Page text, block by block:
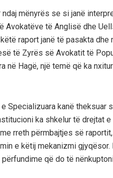
mënyrës se si janë
Avokatëve të Anglisë dhe
raport janë të pasakta dhe
të Zyrës së Avokatit të
në Hagë, një temë që ka
Specializuara kanë theksuar
ka shkelur të drejtat e
rreth përmbajtjes së
e këtij mekanizmi gjyqësor.
që do të